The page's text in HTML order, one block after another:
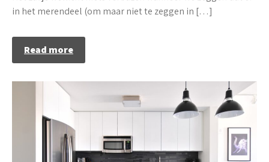
in het merendeel (om maar niet te zeggen in […]
Read more